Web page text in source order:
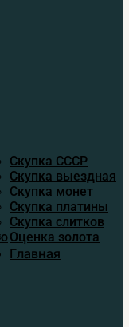
Скупка CCСР
Скупка выездная
Скупка монет
Скупка платины
Скупка слитков
Оценка золота
Главная